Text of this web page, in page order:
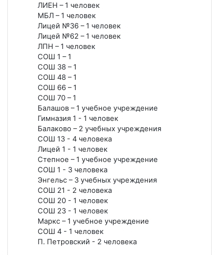
ЛИЕН – 1 человек
МБЛ – 1 человек
Лицей №36 – 1 человек
Лицей №62 – 1 человек
ЛПН – 1 человек
СОШ 1 – 1
СОШ 38 – 1
СОШ 48 – 1
СОШ 66 – 1
СОШ 70 – 1
Балашов – 1 учебное учреждение
Гимназия 1 - 1 человек
Балаково – 2 учебных учреждения
СОШ 13 - 4 человека
Лицей 1 - 1 человек
Степное – 1 учебное учреждение
СОШ 1 - 3 человека
Энгельс – 3 учебных учреждения
СОШ 21 - 2 человека
СОШ 20 - 1 человек
СОШ 23 - 1 человек
Маркс – 1 учебное учреждение
СОШ 4 - 1 человек
П. Петровский - 2 человека